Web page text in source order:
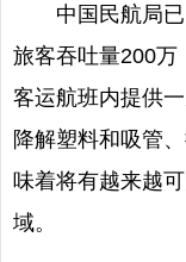
中国民航局
旅客吞吐量200万
客运航班内提供
降解塑料和吸管
味着将有越来越
域。